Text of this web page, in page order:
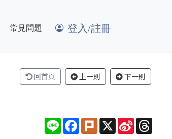
常見問題 登入/註冊
回首頁 上一則 下一則
Line Facebook
PlurkX Sina
Weibo